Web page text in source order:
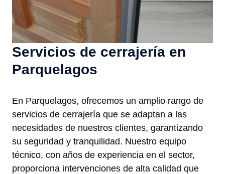
Servicios de cerrajería en
Parquelagos
En Parquelagos, ofrecemos un amplio rango de
servicios de cerrajería que se adaptan a las
necesidades de nuestros clientes, garantizando
su seguridad y tranquilidad. Nuestro equipo
técnico, con años de experiencia en el sector,
proporciona intervenciones de alta calidad que